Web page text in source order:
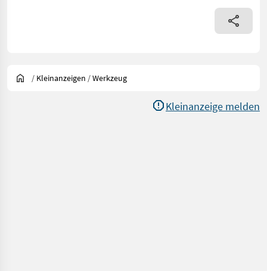
/ Kleinanzeigen /Werkzeug
Kleinanzeige melden